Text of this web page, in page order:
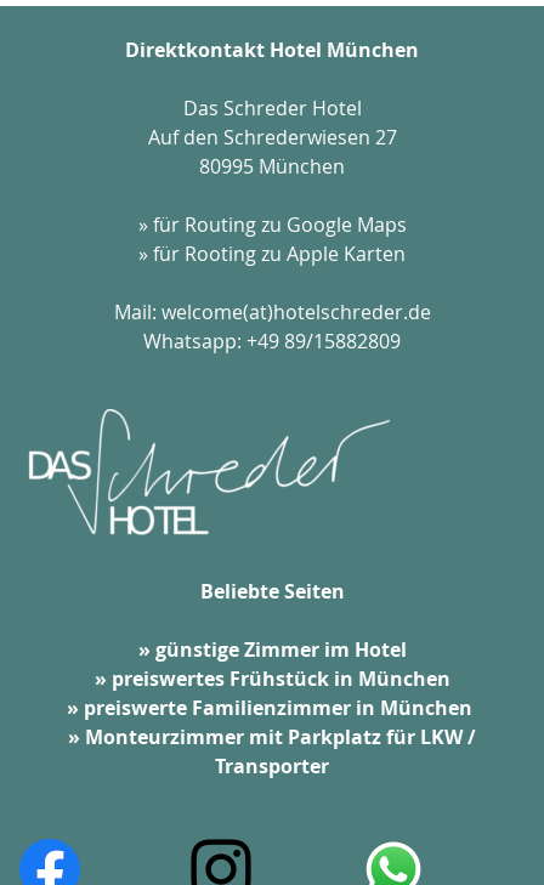
Direktkontakt Hotel München
Das Schreder Hotel
Auf den Schrederwiesen 27
80995 München
» für Routing zu Google Maps
» für Rooting zu Apple Karten
Mail: welcome(at)hotelschreder.de
Whatsapp: +49 89/15882809
Beliebte Seiten
» günstige Zimmer im Hotel
» preiswertes Frühstück in München
» preiswerte Familienzimmer in München
» Monteurzimmer mit Parkplatz für LKW /
Transporter